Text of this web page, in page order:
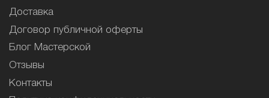
Доставка
Договор публичной оферты
Блог Мастерской
Отзывы
Контакты